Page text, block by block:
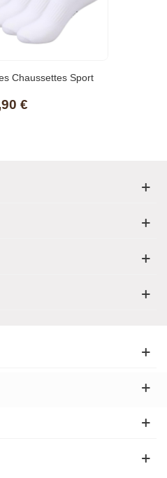
Chaussettes Sport
Absorbant La
€